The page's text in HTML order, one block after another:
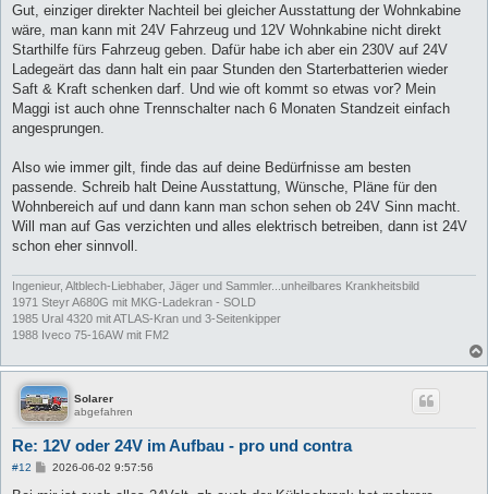
Gut, einziger direkter Nachteil bei gleicher Ausstattung der Wohnkabine
wäre, man kann mit 24V Fahrzeug und 12V Wohnkabine nicht direkt
Starthilfe fürs Fahrzeug geben. Dafür habe ich aber ein 230V auf 24V
Ladegeärt das dann halt ein paar Stunden den Starterbatterien wieder
Saft & Kraft schenken darf. Und wie oft kommt so etwas vor? Mein
Maggi ist auch ohne Trennschalter nach 6 Monaten Standzeit einfach
angesprungen.
Also wie immer gilt, finde das auf deine Bedürfnisse am besten
passende. Schreib halt Deine Ausstattung, Wünsche, Pläne für den
Wohnbereich auf und dann kann man schon sehen ob 24V Sinn macht.
Will man auf Gas verzichten und alles elektrisch betreiben, dann ist 24V
schon eher sinnvoll.
Ingenieur, Altblech-Liebhaber, Jäger und Sammler...unheilbares Krankheitsbild
1971 Steyr A680G mit MKG-Ladekran - SOLD
1985 Ural 4320 mit ATLAS-Kran und 3-Seitenkipper
1988 Iveco 75-16AW mit FM2
Solarer
abgefahren
Re: 12V oder 24V im Aufbau - pro und contra
#12
B2026-06-02 9:57:56